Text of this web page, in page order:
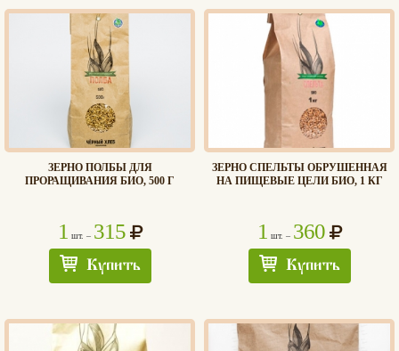
ЗЕРНО ПОЛБЫ ДЛЯ
ПРОРАЩИВАНИЯ БИО, 500 Г
1 шт. – 315
Купить
ЗЕРНО СПЕЛЬТЫ ОБРУШЕННАЯ
НА ПИЩЕВЫЕ ЦЕЛИ БИО, 1 КГ
1 шт. – 360
Купить